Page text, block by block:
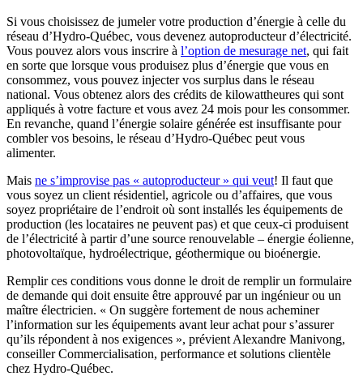
Si vous choisissez de jumeler votre production d’énergie à celle du
réseau d’Hydro-Québec, vous devenez autoproducteur d’électricité.
Vous pouvez alors vous inscrire à l’option de mesurage net, qui fait
en sorte que lorsque vous produisez plus d’énergie que vous en
consommez, vous pouvez injecter vos surplus dans le réseau
national. Vous obtenez alors des crédits de kilowattheures qui sont
appliqués à votre facture et vous avez 24 mois pour les consommer.
En revanche, quand l’énergie solaire générée est insuffisante pour
combler vos besoins, le réseau d’Hydro-Québec peut vous
alimenter.
Mais ne s’improvise pas « autoproducteur » qui veut! Il faut que
vous soyez un client résidentiel, agricole ou d’affaires, que vous
soyez propriétaire de l’endroit où sont installés les équipements de
production (les locataires ne peuvent pas) et que ceux-ci produisent
de l’électricité à partir d’une source renouvelable – énergie éolienne,
photovoltaïque, hydroélectrique, géothermique ou bioénergie.
Remplir ces conditions vous donne le droit de remplir un formulaire
de demande qui doit ensuite être approuvé par un ingénieur ou un
maître électricien. « On suggère fortement de nous acheminer
l’information sur les équipements avant leur achat pour s’assurer
qu’ils répondent à nos exigences », prévient Alexandre Manivong,
conseiller Commercialisation, performance et solutions clientèle
chez Hydro-Québec.